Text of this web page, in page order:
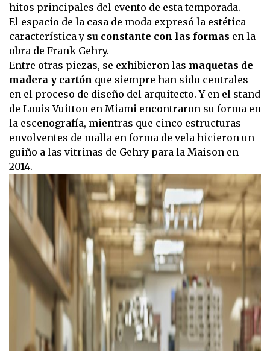
hitos principales del evento de esta temporada.
El espacio de la casa de moda expresó la estética
característica y su constante con las formas en la
obra de Frank Gehry.
Entre otras piezas, se exhibieron las maquetas de
madera y cartón que siempre han sido centrales
en el proceso de diseño del arquitecto. Y en el stand
de Louis Vuitton en Miami encontraron su forma en
la escenografía, mientras que cinco estructuras
envolventes de malla en forma de vela hicieron un
guiño a las vitrinas de Gehry para la Maison en
2014.